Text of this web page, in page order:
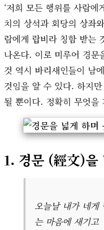
‘저희 모든 행위를 사람에
치의 상석과 회당의 상좌
람에게 랍비라 칭함 받는
나온다. 이로 미루어 경문
것 역시 바리새인들이 남
것임을 알 수 있다. 하지
될 뿐이다. 정확히 무엇을
1. 경문 (經文)을
오늘날 내가 네게
는 마음에 새기고